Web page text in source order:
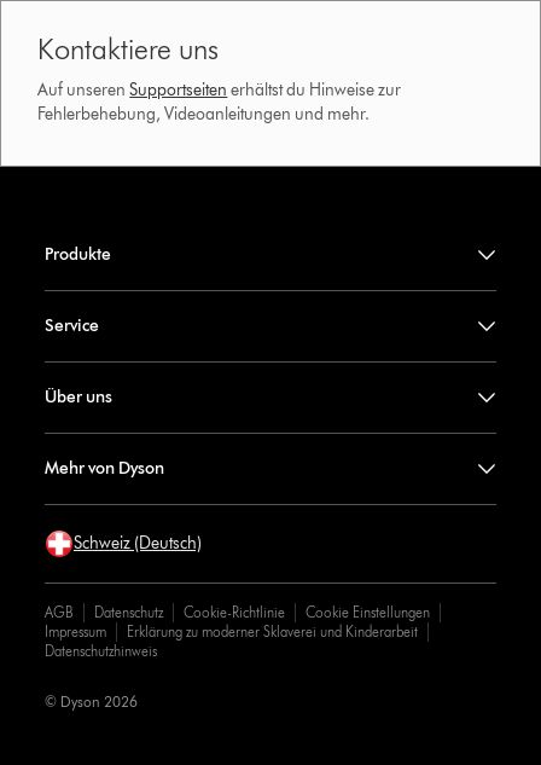
Kontaktiere uns
Auf unserenSupportseiten erhältst du Hinweise zur
Fehlerbehebung, Videoanleitungen und mehr.
Produkte
Service
Über uns
Mehr von Dyson
Schweiz (Deutsch)
AGB Datenschutz Cookie-Richtlinie
Cookie Einstellungen
Impressum
Erklärung zu moderner Sklaverei und Kinderarbeit
Datenschutzhinweis
© Dyson 2026